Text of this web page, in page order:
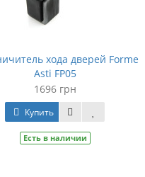
хода дверей Forme
Asti FP05
1696 грн
Купить
Есть в наличии